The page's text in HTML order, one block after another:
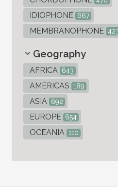
IDIOPHONE 667
MEMBRANOPHONE
Geography
AFRICA 643
AMERICAS 189
ASIA 692
EUROPE 654
OCEANIA 110